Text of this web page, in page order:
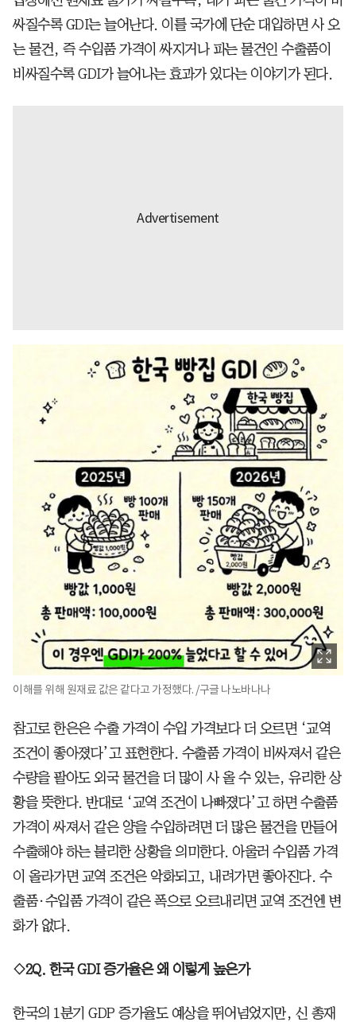
싸질수록 GDI는 늘어난다. 이를 국가에 단순 대입하면 사 오
는 물건, 즉 수입품 가격이 싸지거나 파는 물건인 수출품이
비싸질수록 GDI가 늘어나는 효과가 있다는 이야기가 된다.
이해를 위해 원재료 값은 같다고 가정했다. /구글 나노바나나
참고로 한은은 수출 가격이 수입 가격보다 더 오르면 ‘교역
조건이 좋아졌다’고 표현한다. 수출품 가격이 비싸져서 같은
수량을 팔아도 외국 물건을 더 많이 사 올 수 있는, 유리한 상
황을 뜻한다. 반대로 ‘교역 조건이 나빠졌다’고 하면 수출품
가격이 싸져서 같은 양을 수입하려면 더 많은 물건을 만들어
수출해야 하는 불리한 상황을 의미한다. 아울러 수입품 가격
이 올라가면 교역 조건은 악화되고, 내려가면 좋아진다. 수
출품·수입품 가격이 같은 폭으로 오르내리면 교역 조건엔 변
화가 없다.
◇2Q. 한국 GDI 증가율은 왜 이렇게 높은가
한국의 1분기 GDP 증가율도 예상을 뛰어넘었지만, 신 총재